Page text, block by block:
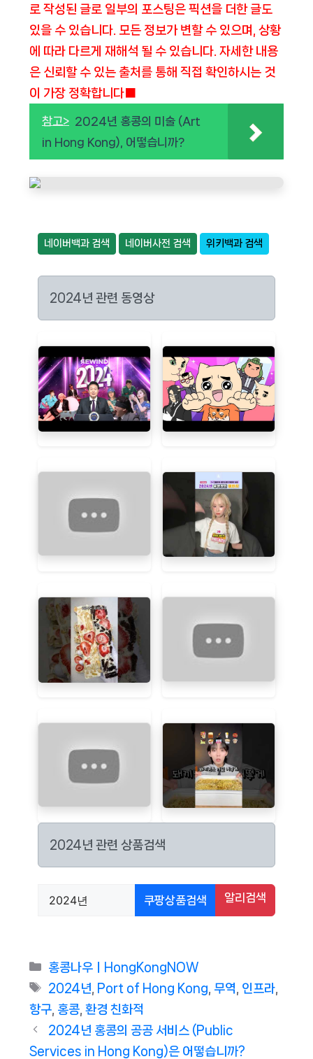
로 작성된 글로 일부의 포스팅은 픽션을 더한 글도
있을 수 있습니다. 모든 정보가 변할 수 있으며, 상황
에 따라 다르게 재해석 될 수 있습니다. 자세한 내용
은 신뢰할 수 있는 출처를 통해 직접 확인하시는 것
이 가장 정확합니다■
참고> 2024년 홍콩의 미술 (Art
in Hong Kong), 어떻습니까?
네이버백과 검색 네이버사전 검색 위키백과 검색
2024년 관련 동영상
2024년 관련 상품검색
쿠팡상품검색 알리검색
Categories
홍콩나우ㅣHongKongNOW
Tags
2024년 Port of Hong Kong 무역 인프라
항구 홍콩 환경 친화적
2024년 홍콩의 공공 서비스 (Public
Services in Hong Kong)은 어떻습니까?